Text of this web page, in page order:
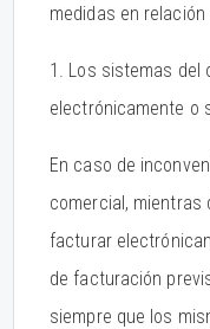
medidas en relación
1. Los sistemas del
electrónicamente o
En caso de
comercial, mientras
facturar
de facturación
siempre que los